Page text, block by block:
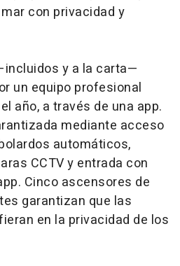
con privacidad y
y a la carta—
un equipo profesional
año, a través de una app.
mediante acceso
automáticos,
CCTV y entrada con
Cinco ascensores de
garantizan que las
en la privacidad de los